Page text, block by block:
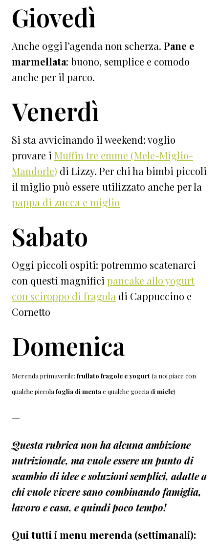
Giovedì
Anche oggi l’agenda non scherza. Pane e
marmellata: buono, semplice e comodo
anche per il parco.
Venerdì
Si sta avvicinando il weekend: voglio
provare i Muffin tre emme (Mele-Miglio-
Mandorle) di Lizzy. Per chi ha bimbi piccoli
il miglio può essere utilizzato anche per la
pappa di zucca e miglio
Sabato
Oggi piccoli ospiti: potremmo scatenarci
con questi magnifici pancake allo yogurt
con sciroppo di fragola di Cappuccino e
Cornetto
Domenica
Merenda primaverile: frullato fragole e yogurt(a noi piace con
qualche piccolafoglia di mentae qualche goccia dimiele)
—
Questa rubricanon ha alcuna ambizione
nutrizionale, ma vuole essere un punto di
scambio di idee e soluzioni semplici, adatte a
chi vuole vivere sano combinando famiglia,
lavoro e casa, e quindi poco tempo!
Qui tutti i menu merenda (settimanali):